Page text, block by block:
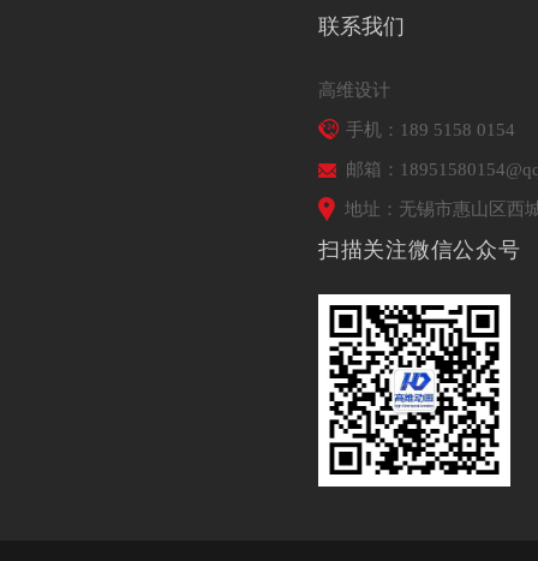
联系我们
高维设计
手机：189 5158 0154
邮箱：
地址：无锡市惠山区西
扫描关注微信公众号